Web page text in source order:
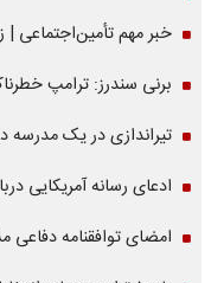
خبر مهم تأمین‌اجتماعی
برنی سندرز: ترامپ
تیراندازی در یک مدرسه در تایلند/۲
ادعای رسانه آمریکایی
امضای توافقنامه